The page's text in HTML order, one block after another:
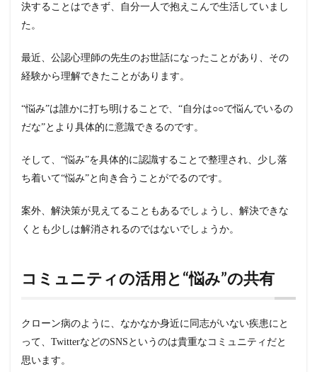
決することはできず、自分一人で抱えこんで生活していまし
た。
最近、公認心理師の先生のお世話になったことがあり、その
経験から理解できたことがあります。
“悩み”は誰かに打ち明けることで、“自分は○○で悩んでいるの
だな”とより具体的に意識できるのです。
そして、“悩み”を具体的に認識することで整理され、少し落
ち着いて“悩み”と向き合うことがでるのです。
案外、解決策が見えてることもあるでしょうし、解決できな
くとも少しは解消されるのではないでしょうか。
コミュニティの活用と“悩み”の共有
クローン病のように、なかなか身近に同志がいない疾患にと
って、TwitterなどのSNSというのは貴重なコミュニティだと
思います。